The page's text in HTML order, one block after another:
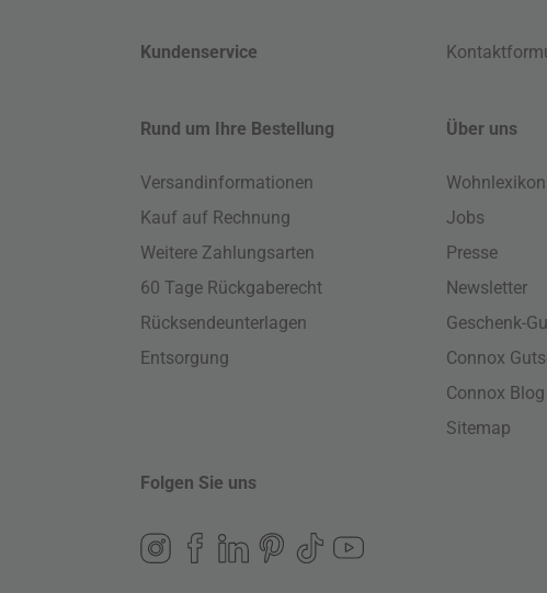
Kundenservice
Rund um Ihre Bestellung
Versandinformationen
Kauf auf Rechnung
Weitere Zahlungsarten
60 Tage Rückgaberecht
Rücksendeunterlagen
Entsorgung
Über uns
Wohnlexikon
Jobs
Presse
Newsletter
Geschenk-
Connox
Connox Blog
Sitemap
Folgen Sie uns